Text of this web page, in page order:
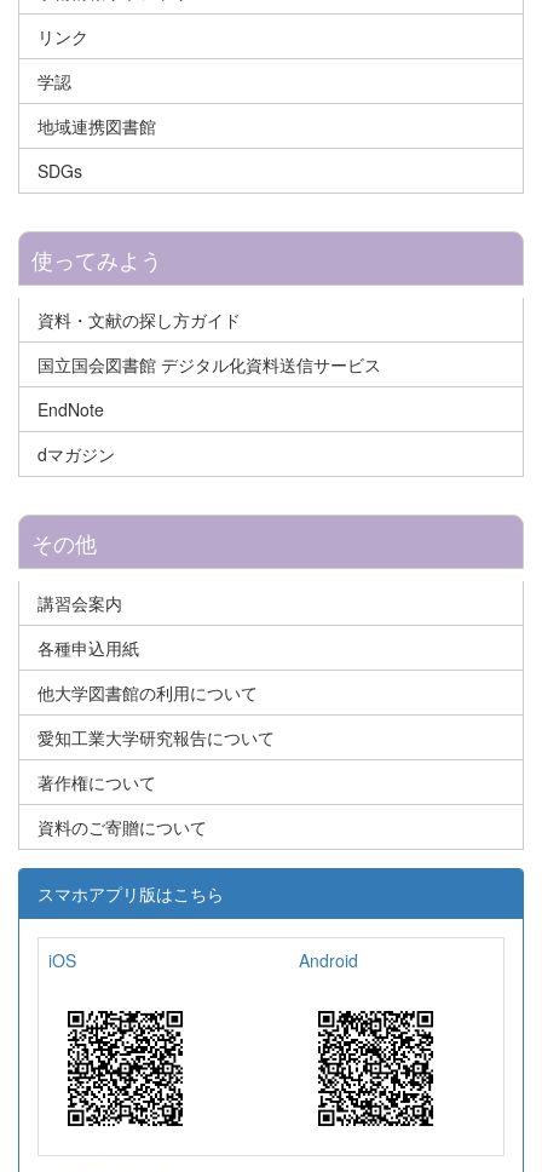
リンク
学認
地域連携図書館
SDGs
使ってみよう
資料・文献の探し方ガイド
国立国会図書館 デジタル化資料送信サービス
EndNote
dマガジン
その他
講習会案内
各種申込用紙
他大学図書館の利用について
愛知工業大学研究報告について
著作権について
資料のご寄贈について
スマホアプリ版はこちら
iOS Android